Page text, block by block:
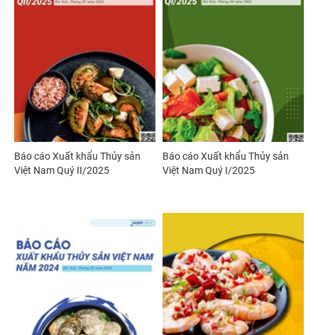
Báo cáo Xuất khẩu Thủy sản
Việt Nam Quý II/2025
Báo cáo Xuất khẩu Thủy sản
Việt Nam Quý I/2025